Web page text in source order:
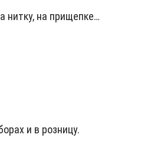
нитку, на прищепке…
и в розницу.